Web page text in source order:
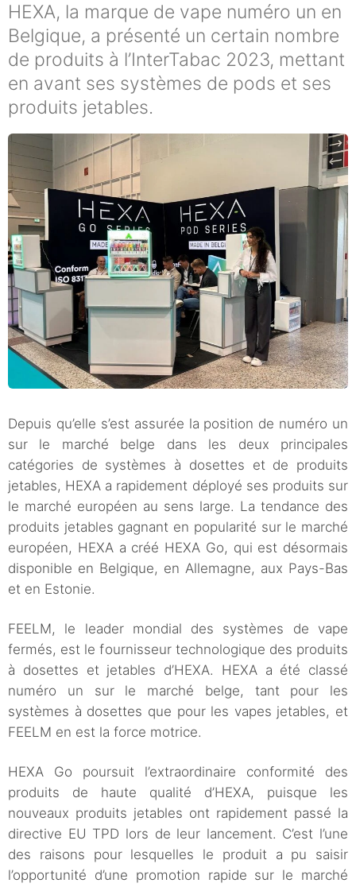
HEXA, la marque de vape numéro un en
Belgique, a présenté un certain nombre
de produits à l’InterTabac 2023, mettant
en avant ses systèmes de pods et ses
produits jetables.
Depuis qu’elle s’est assurée la position de numéro un
sur le marché belge dans les deux principales
catégories de systèmes à dosettes et de produits
jetables, HEXA a rapidement déployé ses produits sur
le marché européen au sens large. La tendance des
produits jetables gagnant en popularité sur le marché
européen, HEXA a créé HEXA Go, qui est désormais
disponible en Belgique, en Allemagne, aux Pays-Bas
et en Estonie.
FEELM, le leader mondial des systèmes de vape
fermés, est le fournisseur technologique des produits
à dosettes et jetables d’HEXA. HEXA a été classé
numéro un sur le marché belge, tant pour les
systèmes à dosettes que pour les vapes jetables, et
FEELM en est la force motrice.
HEXA Go poursuit l’extraordinaire conformité des
produits de haute qualité d’HEXA, puisque les
nouveaux produits jetables ont rapidement passé la
directive EU TPD lors de leur lancement. C’est l’une
des raisons pour lesquelles le produit a pu saisir
l’opportunité d’une promotion rapide sur le marché